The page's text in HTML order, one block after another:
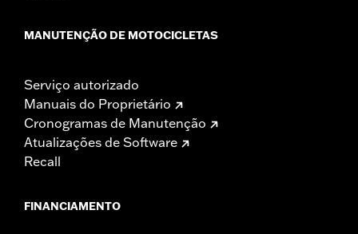
MANUTENÇÃO DE MOTOCICLETAS
Serviço autorizado
Manuais do Proprietário
Cronogramas de Manutenção
Atualizações de Software
Recall
FINANCIAMENTO